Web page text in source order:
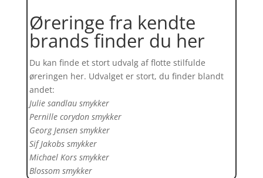
Øreringe fra kendte
brands finder du her
Du kan finde et stort udvalg af flotte stilfulde
øreringen her. Udvalget er stort, du finder blandt
andet:
Julie sandlau smykker
Pernille corydon smykker
Georg Jensen smykker
Sif Jakobs smykker
Michael Kors smykker
Blossom smykker